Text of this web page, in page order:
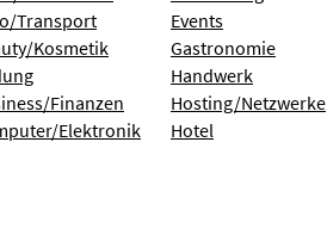
Transport
Kosmetik
Finanzen
Elektronik
Events
Gastronomie
Handwerk
Hosting/Netzwerke
Hotel